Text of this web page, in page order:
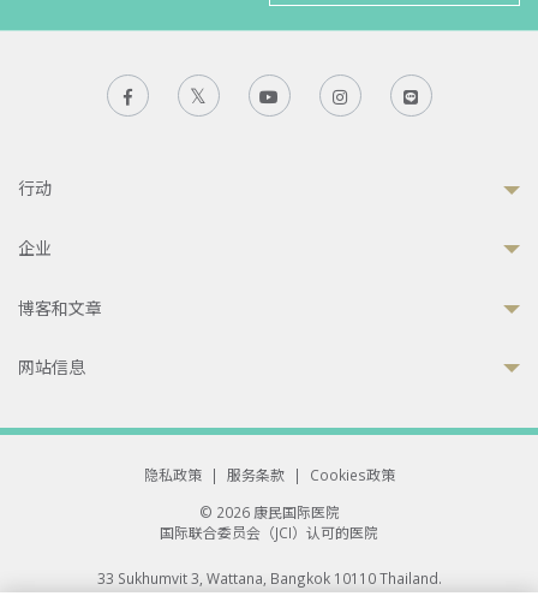
行动
企业
博客和文章
网站信息
隐私政策 | 服务条款 |
Cookies政策
© 2026 康民国际医院
国际联合委员会（JCI）认可的医院
33 Sukhumvit 3, Wattana, Bangkok 10110 Thailand.
All rights reserved.